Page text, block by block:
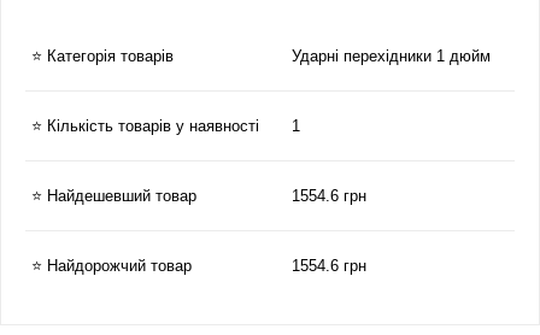
⭐ Категорія товарів Ударні перехідники 1 дюйм
⭐ Кількість товарів у наявності 1
⭐ Найдешевший товар 1554.6 грн
⭐ Найдорожчий товар 1554.6 грн